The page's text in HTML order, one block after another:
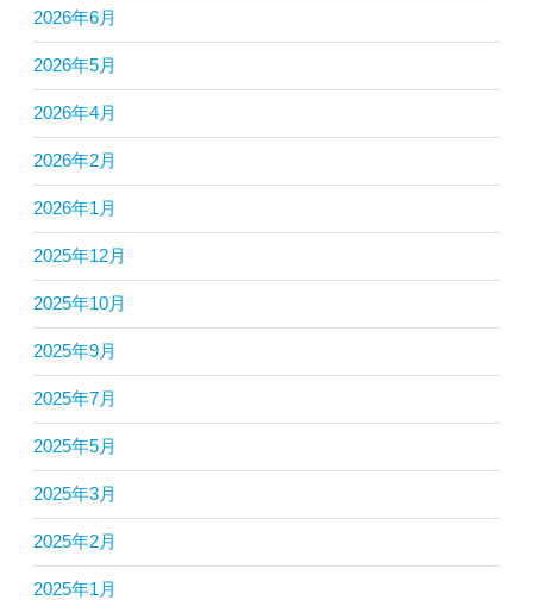
2026年6月
2026年5月
2026年4月
2026年2月
2026年1月
2025年12月
2025年10月
2025年9月
2025年7月
2025年5月
2025年3月
2025年2月
2025年1月